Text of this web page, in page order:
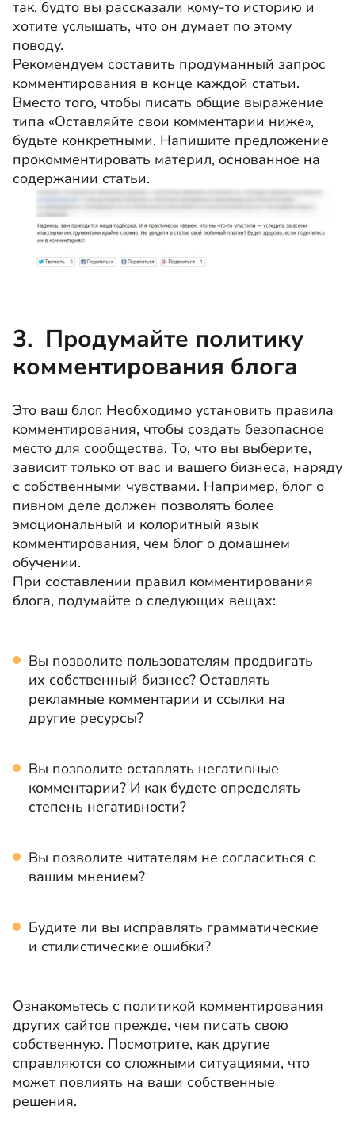
так, будто вы рассказали кому-то историю и
хотите услышать, что он думает по этому
поводу.
Рекомендуем составить продуманный запрос
комментирования в конце каждой статьи.
Вместо того, чтобы писать общие выражение
типа «Оставляйте свои комментарии ниже»,
будьте конкретными. Напишите предложение
прокомментировать материл, основанное на
содержании статьи.
3. Продумайте политику
комментирования блога
Это ваш блог. Необходимо установить правила
комментирования, чтобы создать безопасное
место для сообщества. То, что вы выберите,
зависит только от вас и вашего бизнеса, наряду
с собственными чувствами. Например, блог о
пивном деле должен позволять более
эмоциональный и колоритный язык
комментирования, чем блог о домашнем
обучении.
При составлении правил комментирования
блога, подумайте о следующих вещах:
Вы позволите пользователям продвигать
их собственный бизнес? Оставлять
рекламные комментарии и ссылки на
другие ресурсы?
Вы позволите оставлять негативные
комментарии? И как будете определять
степень негативности?
Вы позволите читателям не согласиться с
вашим мнением?
Будите ли вы исправлять грамматические
и стилистические ошибки?
Ознакомьтесь с политикой комментирования
других сайтов прежде, чем писать свою
собственную. Посмотрите, как другие
справляются со сложными ситуациями, что
может повлиять на ваши собственные
решения.